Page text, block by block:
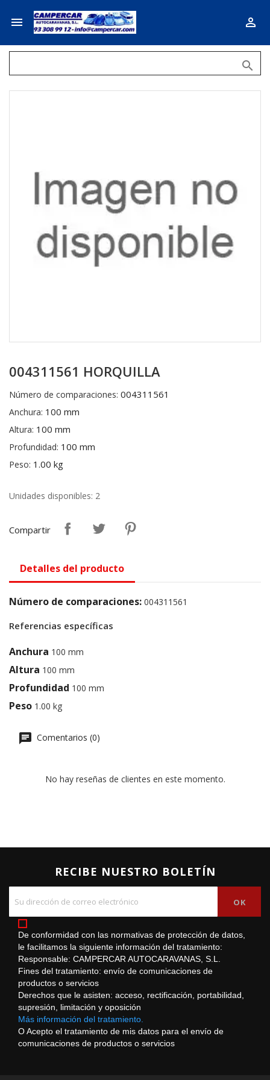
 

004311561 HORQUILLA
Número de comparaciones: 004311561
Anchura: 100 mm
Altura: 100 mm
Profundidad: 100 mm
Peso: 1.00 kg
Unidades disponibles: 2
Compartir
Detalles del producto
Número de comparaciones: 004311561
Referencias específicas
Anchura 100 mm
Altura 100 mm
Profundidad 100 mm
Peso 1.00 kg
Comentarios (0)
No hay reseñas de clientes en este momento.
RECIBE NUESTRO BOLETÍN
De conformidad con las normativas de protección de datos,
le facilitamos la siguiente información del tratamiento:
Responsable: CAMPERCAR AUTOCARAVANAS, S.L.
Fines del tratamiento: envío de comunicaciones de
productos o servicios
Derechos que le asisten: acceso, rectificación, portabilidad,
supresión, limitación y oposición
Más información del tratamiento.
O Acepto el tratamiento de mis datos para el envío de
comunicaciones de productos o servicios